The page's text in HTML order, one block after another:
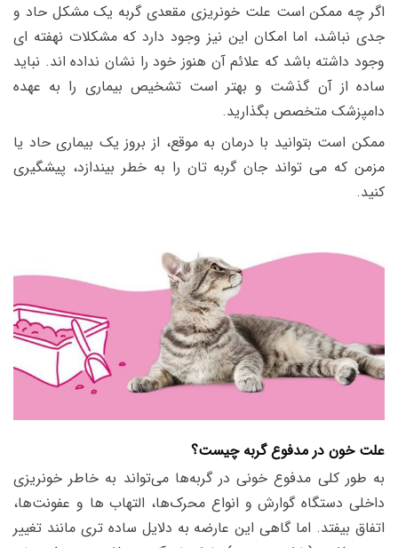
اگر چه ممکن است علت خونریزی مقعدی گربه یک مشکل حاد و
جدی نباشد، اما امکان این نیز وجود دارد که مشکلات نهفته ای
وجود داشته باشد که علائم آن هنوز خود را نشان نداده اند. نباید
ساده از آن گذشت و بهتر است تشخیص بیماری را به عهده
دامپزشک متخصص بگذارید.
ممکن است بتوانید با درمان به موقع، از بروز یک بیماری حاد یا
مزمن که می تواند جان گربه تان را به خطر بیندازد، پیشگیری
کنید.
علت خون در مدفوع گربه چیست؟
به‌ طور کلی مدفوع خونی در گربه‌ها می‌تواند به خاطر خونریزی
داخلی دستگاه گوارش و انواع محرک‌ها، التهاب ها و عفونت‌ها،
اتفاق بیفتد. اما گاهی این عارضه به‌ دلایل ساده تری مانند تغییر